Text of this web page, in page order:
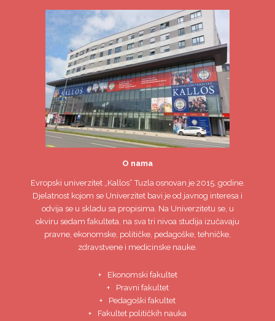
O nama
Evropski univerzitet„Kallos“ Tuzla osnovan je 2015. godine.
Djelatnost kojom se Univerzitet bavi je od javnog interesa i
odvija se u skladu sa propisima. Na Univerzitetu se, u
okviru sedam fakulteta, na sva tri nivoa studija izučavaju
pravne, ekonomske, političke, pedagoške, tehničke,
zdravstvene i medicinske nauke.
Ekonomski fakultet
Pravni fakultet
Pedagoški fakultet
Fakultet političkih nauka